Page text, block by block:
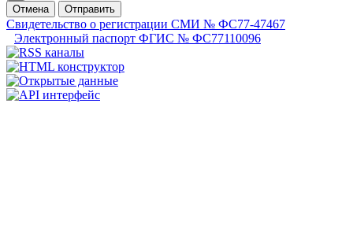
Отмена
Отправить
Свидетельство о регистрации СМИ № ФС77-47467
Электронный паспорт ФГИС № ФС77110096